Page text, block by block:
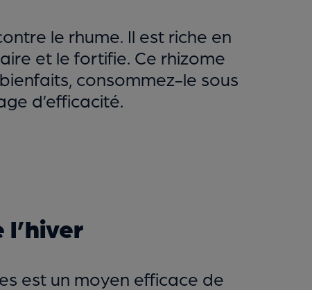
le rhume. Il est riche en
et le fortifie. Ce rhizome
consommez-le sous
d’efficacité.
est un moyen efficace de